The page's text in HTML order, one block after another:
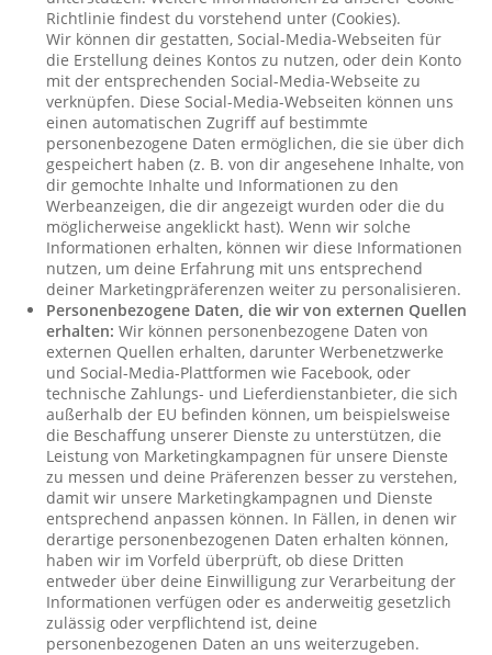
Richtlinie findest du vorstehend unter (Cookies).
Wir können dir gestatten, Social-Media-Webseiten für
die Erstellung deines Kontos zu nutzen, oder dein Konto
mit der entsprechenden Social-Media-Webseite zu
verknüpfen. Diese Social-Media-Webseiten können uns
einen automatischen Zugriff auf bestimmte
personenbezogene Daten ermöglichen, die sie über dich
gespeichert haben (z. B. von dir angesehene Inhalte, von
dir gemochte Inhalte und Informationen zu den
Werbeanzeigen, die dir angezeigt wurden oder die du
möglicherweise angeklickt hast). Wenn wir solche
Informationen erhalten, können wir diese Informationen
nutzen, um deine Erfahrung mit uns entsprechend
deiner Marketingpräferenzen weiter zu personalisieren.
Personenbezogene Daten, die wir von externen Quellen
erhalten: Wir können personenbezogene Daten von
externen Quellen erhalten, darunter Werbenetzwerke
und Social-Media-Plattformen wie Facebook, oder
technische Zahlungs- und Lieferdienstanbieter, die sich
außerhalb der EU befinden können, um beispielsweise
die Beschaffung unserer Dienste zu unterstützen, die
Leistung von Marketingkampagnen für unsere Dienste
zu messen und deine Präferenzen besser zu verstehen,
damit wir unsere Marketingkampagnen und Dienste
entsprechend anpassen können. In Fällen, in denen wir
derartige personenbezogenen Daten erhalten können,
haben wir im Vorfeld überprüft, ob diese Dritten
entweder über deine Einwilligung zur Verarbeitung der
Informationen verfügen oder es anderweitig gesetzlich
zulässig oder verpflichtend ist, deine
personenbezogenen Daten an uns weiterzugeben.